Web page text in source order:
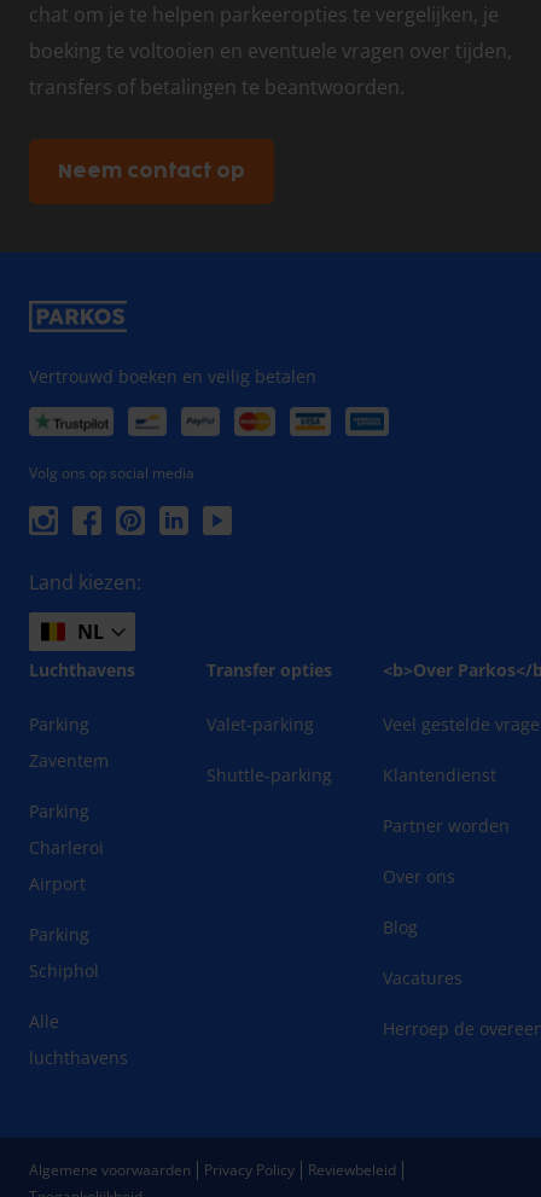
chat om je te helpen parkeeropties te vergelijken, je
boeking te voltooien en eventuele vragen over tijden,
transfers of betalingen te beantwoorden.
Neem contact op
Vertrouwd boeken en veilig betalen
Volg ons op social media
Land kiezen:
NL
Luchthavens
Parking
Zaventem
Parking
Charleroi
Airport
Parking
Schiphol
Alle
luchthavens
Transfer opties
Valet-parking
Shuttle-parking
<b>Over Parkos</
Veel gestelde
Klantendienst
Partner worden
Over ons
Blog
Vacatures
Herroep de
Algemene voorwaarden Privacy Policy
Reviewbeleid